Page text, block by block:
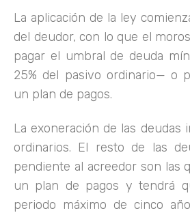
La aplicación de la ley
del deudor, con lo que el
pagar el umbral de deuda
25% del pasivo ordinario— o
un plan de pagos.
La exoneración de las deudas
ordinarios. El resto de las
pendiente al acreedor son las
un plan de pagos y tendrá
periodo máximo de cinco